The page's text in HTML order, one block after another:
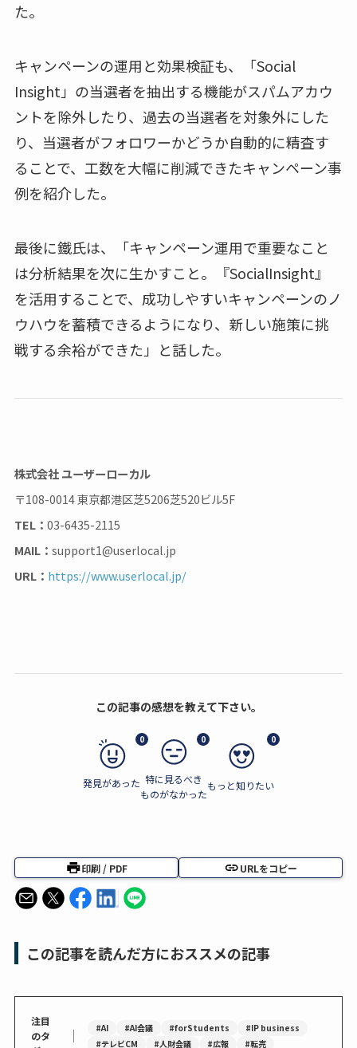
た。
キャンペーンの運用と効果検証も、「Social
Insight」の当選者を抽出する機能がスパムアカウ
ントを除外したり、過去の当選者を対象外にした
り、当選者がフォロワーかどうか自動的に精査す
ることで、工数を大幅に削減できたキャンペーン事
例を紹介した。
最後に鐵氏は、「キャンペーン運用で重要なこと
は分析結果を次に生かすこと。『SocialInsight』
を活用することで、成功しやすいキャンペーンのノ
ウハウを蓄積できるようになり、新しい施策に挑
戦する余裕ができた」と話した。
株式会社 ユーザーローカル
〒108-0014 東京都港区芝5206芝520ビル5F
TEL： 03-6435-2115
MAIL： support1@userlocal.jp
URL： https://www.userlocal.jp/
この記事の感想を教えて下さい。
0
発見があった
0
特に見るべき
ものがなかった
0
もっと知りたい
印刷 / PDF URLをコピー
この記事を読んだ方におススメの記事
注目
のタ
｜ #AI #AI会議 #forStudents
#IP business
#テレビCM
#人財会議 #広報 #転売